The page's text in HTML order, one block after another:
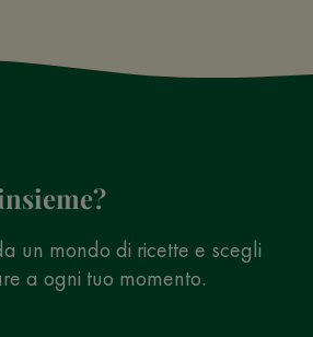
un mondo di ricette e scegli
a ogni tuo momento.